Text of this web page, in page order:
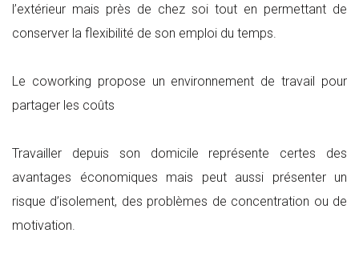
l’extérieur mais près de chez soi tout en permettant de
conserver la flexibilité de son emploi du temps.
Le coworking propose un environnement de travail pour
partager les coûts
Travailler depuis son domicile représente certes des
avantages économiques mais peut aussi présenter un
risque d’isolement, des problèmes de concentration ou de
motivation.